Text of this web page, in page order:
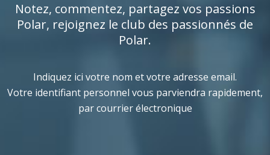
Notez, commentez, partagez vos passions
Polar, rejoignez le club des passionnés de
Polar.
Indiquez ici votre nom et votre adresse email.
Votre identifiant personnel vous parviendra rapidement,
par courrier électronique